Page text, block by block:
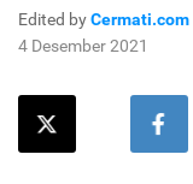
Edited byCermati.com
4 Desember 2021